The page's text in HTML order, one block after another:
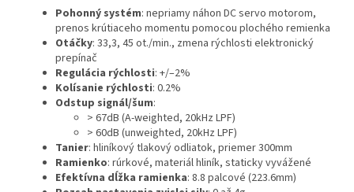
Pohonný systém: nepriamy náhon DC servo motorom,
prenos krútiaceho momentu pomocou plochého remienka
Otáčky: 33,3, 45 ot./min., zmena rýchlosti elektronický
prepínač
Regulácia rýchlosti: +/–2%
Kolísanie rýchlosti: 0.2%
Odstup signál/šum:
> 67dB (A-weighted, 20kHz LPF)
> 60dB (unweighted, 20kHz LPF)
Tanier: hliníkový tlakový odliatok, priemer 300mm
Ramienko: rúrkové, materiál hliník, staticky vyvážené
Efektívna dĺžka ramienka: 8.8 palcové (223.6mm)